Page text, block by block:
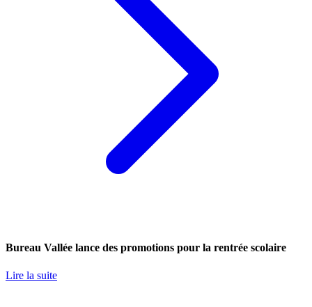
Bureau Vallée lance des promotions pour la rentrée scolaire
Lire la suite